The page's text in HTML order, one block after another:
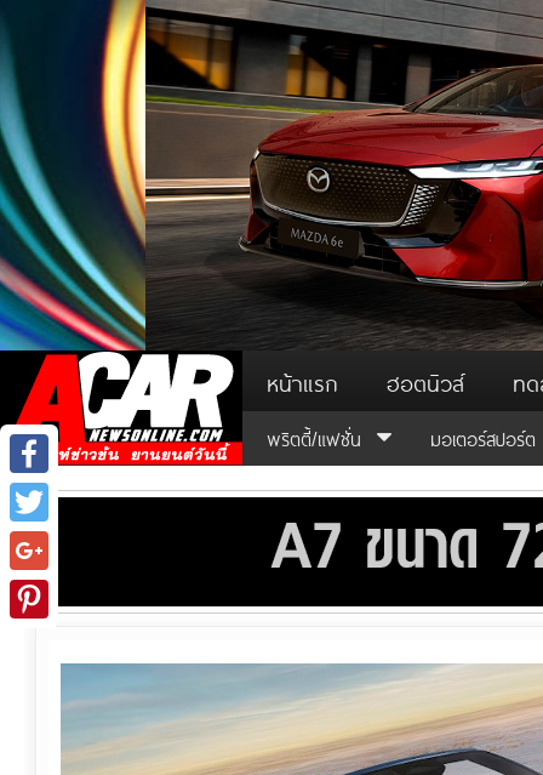
หน้าแรก ฮอตนิวส์ ท
พริตตี้/แฟชั่น มอเตอร์สปอร์ต
Facebook
Twitter
Google+